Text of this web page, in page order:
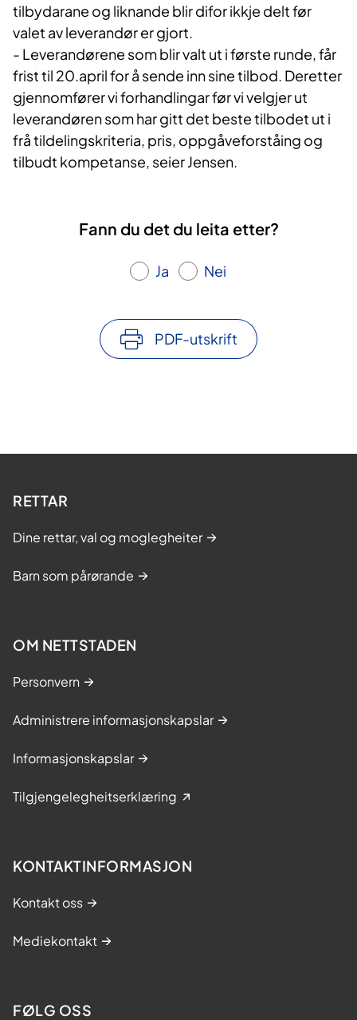
tilbydarane og liknande blir difor ikkje delt før
valet av leverandør er gjort.
- Leverandørene som blir valt ut i første runde, får
frist til 20.april for å sende inn sine tilbod. Deretter
gjennomfører vi forhandlingar før vi velgjer ut
leverandøren som har gitt det beste tilbodet ut i
frå tildelingskriteria, pris, oppgåveforståing og
tilbudt kompetanse, seier Jensen.
Fann du det du leita etter?
Ja Nei
PDF-utskrift
RETTAR
Dine rettar, val og moglegheiter
Barn som pårørande
OM NETTSTADEN
Personvern
Administrere informasjonskapslar
Informasjonskapslar
Tilgjengelegheitserklæring
KONTAKTINFORMASJON
Kontakt oss
Mediekontakt
FØLG OSS